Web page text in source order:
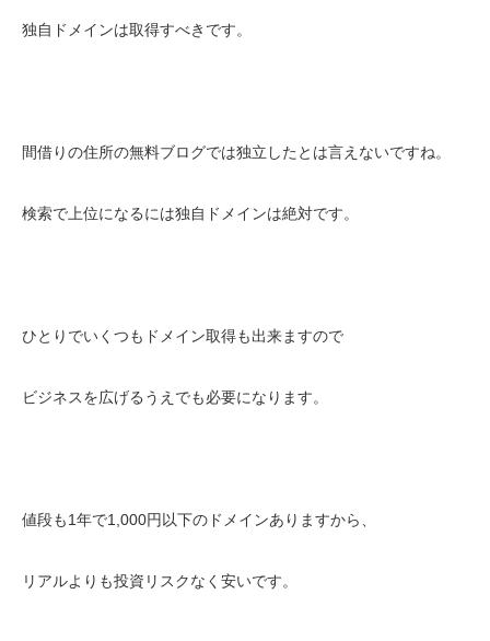
独自ドメインは取得すべきです。
間借りの住所の無料ブログでは独立したとは言えないですね。
検索で上位になるには独自ドメインは絶対です。
ひとりでいくつもドメイン取得も出来ますので
ビジネスを広げるうえでも必要になります。
値段も1年で1,000円以下のドメインありますから、
リアルよりも投資リスクなく安いです。